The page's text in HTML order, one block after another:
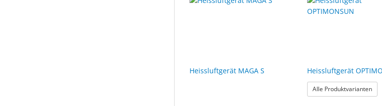
Heissluftgerät MAGA S Heissluftgerät
Alle Produktvarianten: